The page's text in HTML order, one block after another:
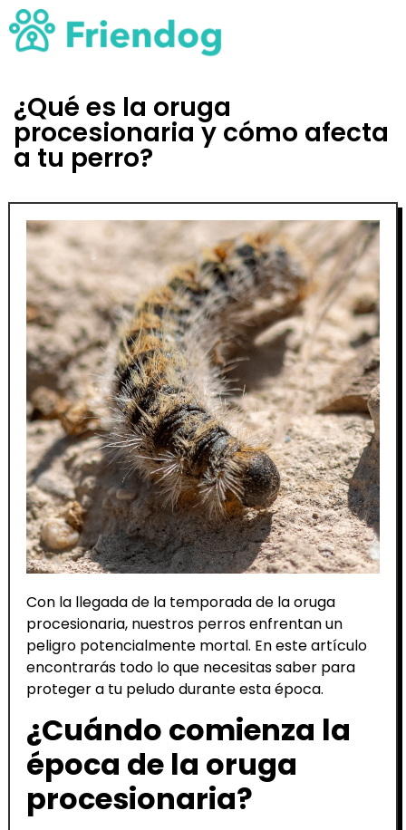
¿Qué es la oruga
procesionaria y cómo afecta
a tu perro?
Con la llegada de la temporada de la oruga
procesionaria, nuestros perros enfrentan un
peligro potencialmente mortal. En este artículo
encontrarás todo lo que necesitas saber para
proteger a tu peludo durante esta época.
¿Cuándo comienza la
época de la oruga
procesionaria?